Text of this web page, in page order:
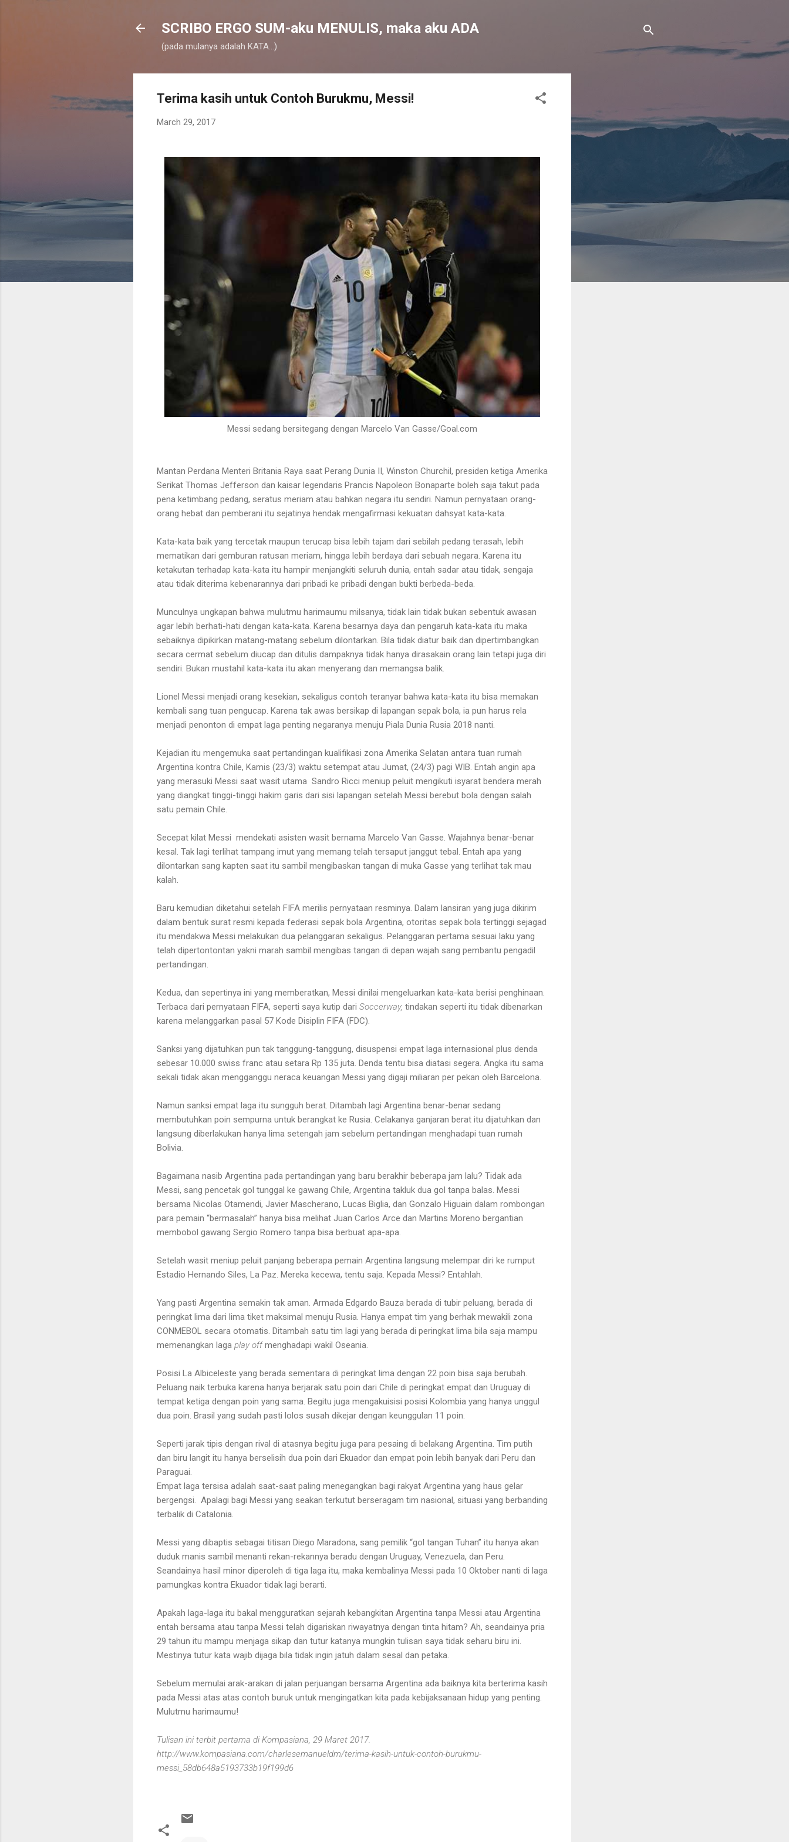
SCRIBO ERGO SUM-aku MENULIS, maka aku ADA
(pada mulanya adalah KATA...)
Terima kasih untuk Contoh Burukmu, Messi!
March 29, 2017
Messi sedang bersitegang dengan Marcelo Van Gasse/Goal.com
Mantan Perdana Menteri Britania Raya saat Perang Dunia II, Winston Churchil, presiden ketiga Amerika
Serikat Thomas Jefferson dan kaisar legendaris Prancis Napoleon Bonaparte boleh saja takut pada
pena ketimbang pedang, seratus meriam atau bahkan negara itu sendiri. Namun pernyataan orang-
orang hebat dan pemberani itu sejatinya hendak mengafirmasi kekuatan dahsyat kata-kata.
Kata-kata baik yang tercetak maupun terucap bisa lebih tajam dari sebilah pedang terasah, lebih
mematikan dari gemburan ratusan meriam, hingga lebih berdaya dari sebuah negara. Karena itu
ketakutan terhadap kata-kata itu hampir menjangkiti seluruh dunia, entah sadar atau tidak, sengaja
atau tidak diterima kebenarannya dari pribadi ke pribadi dengan bukti berbeda-beda.
Munculnya ungkapan bahwa mulutmu harimaumu milsanya, tidak lain tidak bukan sebentuk awasan
agar lebih berhati-hati dengan kata-kata. Karena besarnya daya dan pengaruh kata-kata itu maka
sebaiknya dipikirkan matang-matang sebelum dilontarkan. Bila tidak diatur baik dan dipertimbangkan
secara cermat sebelum diucap dan ditulis dampaknya tidak hanya dirasakain orang lain tetapi juga diri
sendiri. Bukan mustahil kata-kata itu akan menyerang dan memangsa balik.
Lionel Messi menjadi orang kesekian, sekaligus contoh teranyar bahwa kata-kata itu bisa memakan
kembali sang tuan pengucap. Karena tak awas bersikap di lapangan sepak bola, ia pun harus rela
menjadi penonton di empat laga penting negaranya menuju Piala Dunia Rusia 2018 nanti.
Kejadian itu mengemuka saat pertandingan kualifikasi zona Amerika Selatan antara tuan rumah
Argentina kontra Chile, Kamis (23/3) waktu setempat atau Jumat, (24/3) pagi WIB. Entah angin apa
yang merasuki Messi saat wasit utama Sandro Ricci meniup peluit mengikuti isyarat bendera merah
yang diangkat tinggi-tinggi hakim garis dari sisi lapangan setelah Messi berebut bola dengan salah
satu pemain Chile.
Secepat kilat Messi mendekati asisten wasit bernama Marcelo Van Gasse. Wajahnya benar-benar
kesal. Tak lagi terlihat tampang imut yang memang telah tersaput janggut tebal. Entah apa yang
dilontarkan sang kapten saat itu sambil mengibaskan tangan di muka Gasse yang terlihat tak mau
kalah.
Baru kemudian diketahui setelah FIFA merilis pernyataan resminya. Dalam lansiran yang juga dikirim
dalam bentuk surat resmi kepada federasi sepak bola Argentina, otoritas sepak bola tertinggi sejagad
itu mendakwa Messi melakukan dua pelanggaran sekaligus. Pelanggaran pertama sesuai laku yang
telah dipertontontan yakni marah sambil mengibas tangan di depan wajah sang pembantu pengadil
pertandingan.
Kedua, dan sepertinya ini yang memberatkan, Messi dinilai mengeluarkan kata-kata berisi penghinaan.
Terbaca dari pernyataan FIFA, seperti saya kutip dari Soccerway, tindakan seperti itu tidak dibenarkan
karena melanggarkan pasal 57 Kode Disiplin FIFA (FDC).
Sanksi yang dijatuhkan pun tak tanggung-tanggung, disuspensi empat laga internasional plus denda
sebesar 10.000 swiss franc atau setara Rp 135 juta. Denda tentu bisa diatasi segera. Angka itu sama
sekali tidak akan mengganggu neraca keuangan Messi yang digaji miliaran per pekan oleh Barcelona.
Namun sanksi empat laga itu sungguh berat. Ditambah lagi Argentina benar-benar sedang
membutuhkan poin sempurna untuk berangkat ke Rusia. Celakanya ganjaran berat itu dijatuhkan dan
langsung diberlakukan hanya lima setengah jam sebelum pertandingan menghadapi tuan rumah
Bolivia.
Bagaimana nasib Argentina pada pertandingan yang baru berakhir beberapa jam lalu? Tidak ada
Messi, sang pencetak gol tunggal ke gawang Chile, Argentina takluk dua gol tanpa balas. Messi
bersama Nicolas Otamendi, Javier Mascherano, Lucas Biglia, dan Gonzalo Higuain dalam rombongan
para pemain “bermasalah” hanya bisa melihat Juan Carlos Arce dan Martins Moreno bergantian
membobol gawang Sergio Romero tanpa bisa berbuat apa-apa.
Setelah wasit meniup peluit panjang beberapa pemain Argentina langsung melempar diri ke rumput
Estadio Hernando Siles, La Paz. Mereka kecewa, tentu saja. Kepada Messi? Entahlah.
Yang pasti Argentina semakin tak aman. Armada Edgardo Bauza berada di tubir peluang, berada di
peringkat lima dari lima tiket maksimal menuju Rusia. Hanya empat tim yang berhak mewakili zona
CONMEBOL secara otomatis. Ditambah satu tim lagi yang berada di peringkat lima bila saja mampu
memenangkan laga play offmenghadapi wakil Oseania.
Posisi La Albiceleste yang berada sementara di peringkat lima dengan 22 poin bisa saja berubah.
Peluang naik terbuka karena hanya berjarak satu poin dari Chile di peringkat empat dan Uruguay di
tempat ketiga dengan poin yang sama. Begitu juga mengakuisisi posisi Kolombia yang hanya unggul
dua poin. Brasil yang sudah pasti lolos susah dikejar dengan keunggulan 11 poin.
Seperti jarak tipis dengan rival di atasnya begitu juga para pesaing di belakang Argentina. Tim putih
dan biru langit itu hanya berselisih dua poin dari Ekuador dan empat poin lebih banyak dari Peru dan
Paraguai.
Empat laga tersisa adalah saat-saat paling menegangkan bagi rakyat Argentina yang haus gelar
bergengsi.
Apalagi bagi Messi yang seakan terkutut berseragam tim nasional, situasi yang berbanding
terbalik di Catalonia.
Messi yang dibaptis sebagai titisan Diego Maradona, sang pemilik “gol tangan Tuhan” itu hanya akan
duduk manis sambil menanti rekan-rekannya beradu dengan Uruguay, Venezuela, dan Peru.
Seandainya hasil minor diperoleh di tiga laga itu, maka kembalinya Messi pada 10 Oktober nanti di laga
pamungkas kontra Ekuador tidak lagi berarti.
Apakah laga-laga itu bakal mengguratkan sejarah kebangkitan Argentina tanpa Messi atau Argentina
entah bersama atau tanpa Messi telah digariskan riwayatnya dengan tinta hitam? Ah, seandainya pria
29 tahun itu mampu menjaga sikap dan tutur katanya mungkin tulisan saya tidak seharu biru ini.
Mestinya tutur kata wajib dijaga bila tidak ingin jatuh dalam sesal dan petaka.
Sebelum memulai arak-arakan di jalan perjuangan bersama Argentina ada baiknya kita berterima kasih
pada Messi atas atas contoh buruk untuk mengingatkan kita pada kebijaksanaan hidup yang penting.
Mulutmu harimaumu!
Tulisan ini terbit pertama di Kompasiana, 29 Maret 2017.
http://www.kompasiana.com/charlesemanueldm/terima-kasih-untuk-contoh-burukmu-
messi_58db648a5193733b19f199d6